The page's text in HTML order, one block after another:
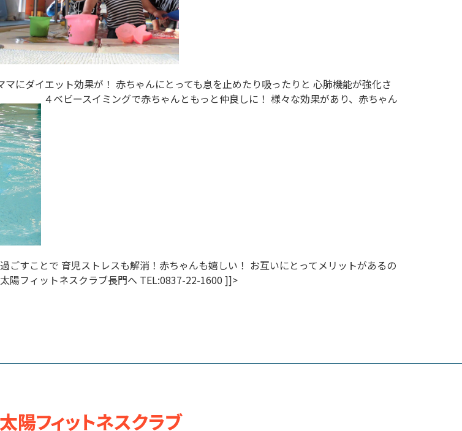
にダイエット効果が！ 赤ちゃんにとっても息を止めたり吸ったりと 心肺機能が強化さ
４ベビースイミングで赤ちゃんともっと仲良しに！ 様々な効果があり、赤ちゃん
すことで 育児ストレスも解消！赤ちゃんも嬉しい！ お互いにとってメリットがあるの
陽フィットネスクラブ長門へ TEL:0837-22-1600 ]]>